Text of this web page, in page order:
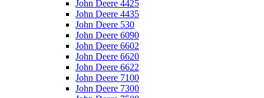
John Deere 4425
John Deere 4435
John Deere 530
John Deere 6090
John Deere 6602
John Deere 6620
John Deere 6622
John Deere 7100
John Deere 7300